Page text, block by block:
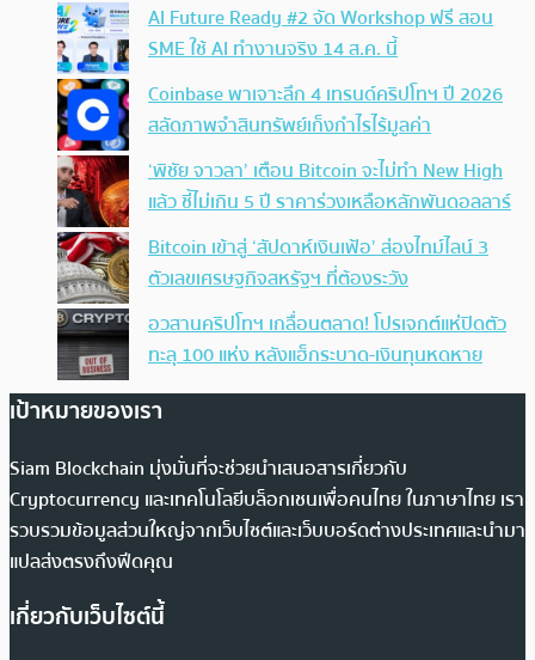
AI Future Ready #2 จัด Workshop ฟรี สอน
SME ใช้ AI ทำงานจริง 14 ส.ค. นี้
Coinbase พาเจาะลึก 4 เทรนด์คริปโทฯ ปี 2026
สลัดภาพจำสินทรัพย์เก็งกำไรไร้มูลค่า
‘พิชัย จาวลา’ เตือน Bitcoin จะไม่ทำ New High
แล้ว ชี้ไม่เกิน 5 ปี ราคาร่วงเหลือหลักพันดอลลาร์
Bitcoin เข้าสู่ ‘สัปดาห์เงินเฟ้อ’ ส่องไทม์ไลน์ 3
ตัวเลขเศรษฐกิจสหรัฐฯ ที่ต้องระวัง
อวสานคริปโทฯ เกลื่อนตลาด! โปรเจกต์แห่ปิดตัว
ทะลุ 100 แห่ง หลังแฮ็กระบาด-เงินทุนหดหาย
เป้าหมายของเรา
Siam Blockchain มุ่งมั่นที่จะช่วยนำเสนอสารเกี่ยวกับ
Cryptocurrency และเทคโนโลยีบล็อกเชนเพื่อคนไทย ในภาษาไทย เรา
รวบรวมข้อมูลส่วนใหญ่จากเว็บไซต์และเว็บบอร์ดต่างประเทศและนำมา
แปลส่งตรงถึงฟีดคุณ
เกี่ยวกับเว็บไซต์นี้